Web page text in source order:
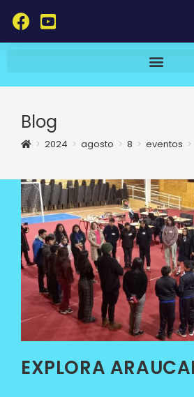
Blog
> 2024 > agosto > 8 > eventos >
EXPLORA